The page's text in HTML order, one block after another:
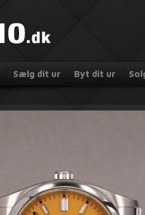
Sælg dit ur Byt dit ur